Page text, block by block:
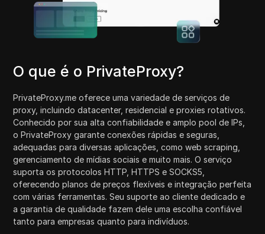
O que é o PrivateProxy?
PrivateProxy.me oferece uma variedade de serviços de
proxy, incluindo datacenter, residencial e proxies rotativos.
Conhecido por sua alta confiabilidade e amplo pool de IPs,
o PrivateProxy garante conexões rápidas e seguras,
adequadas para diversas aplicações, como web scraping,
gerenciamento de mídias sociais e muito mais. O serviço
suporta os protocolos HTTP, HTTPS e SOCKS5,
oferecendo planos de preços flexíveis e integração perfeita
com várias ferramentas. Seu suporte ao cliente dedicado e
a garantia de qualidade fazem dele uma escolha confiável
tanto para empresas quanto para indivíduos.